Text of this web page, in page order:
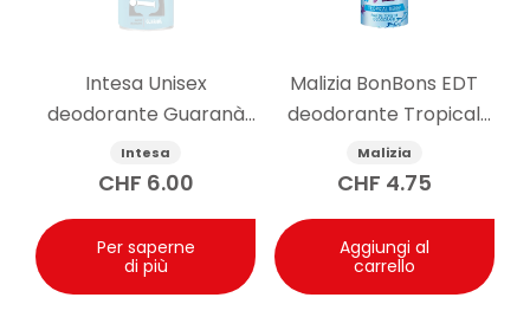
Intesa Unisex
deodorante Guaranà
125ml
Intesa
CHF 6.00
Per saperne
di più
Malizia BonBons EDT
deodorante Tropical
Berry 75 ml
Malizia
CHF 4.75
Aggiungi al
carrello